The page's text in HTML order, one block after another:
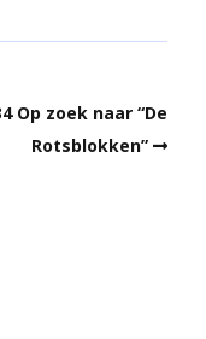
Op zoek naar “De
Rotsblokken”